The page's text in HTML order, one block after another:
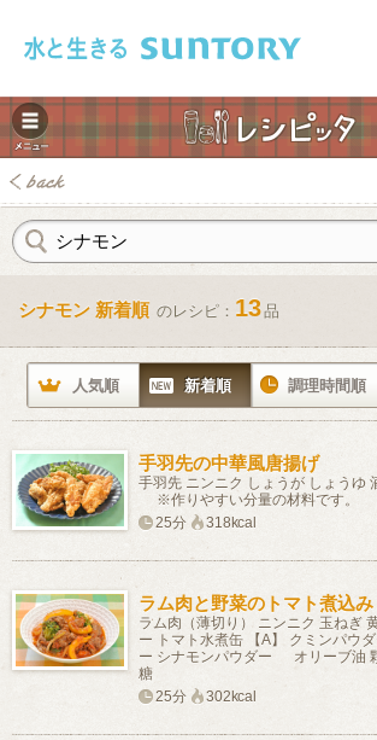
シナモン 新着順 のレシピ： 13品
人気順 新着順 調理時間順
手羽先の中華風唐揚げ
手羽先 ニンニク しょうが しょうゆ
※作りやすい分量の材料です。
25分
318kcal
ラム肉と野菜のトマト煮込み
ラム肉（薄切り） ニンニク 玉ねぎ
ー トマト水煮缶 【A】 クミンパウ
ー シナモンパウダー オリーブ油
糖
25分
302kcal